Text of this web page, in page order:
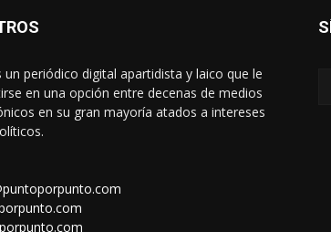
periódico digital apartidista y laico que le
en una opción entre decenas de medios
en su gran mayoría atados a intereses